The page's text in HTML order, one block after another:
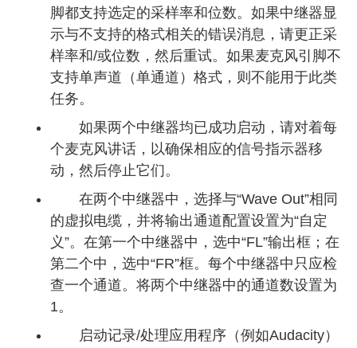
脚都支持选定的采样率和位数。如果中继器显
示与不支持的格式相关的错误消息，请更正采
样率和/或位数，然后重试。如果麦克风引脚不
支持单声道（单通道）格式，则不能用于此类
任务。
如果两个中继器均已成功启动，请对着每
个麦克风讲话，以确保相应的信号指示器移
动，然后停止它们。
在两个中继器中，选择与“Wave Out”相同
的虚拟电缆，并将输出通道配置设置为“自定
义”。在第一个中继器中，选中“FL”输出框；在
第二个中，选中“FR”框。每个中继器中只应检
查一个通道。将两个中继器中的通道数设置为
1。
启动记录/处理应用程序（例如Audacity）